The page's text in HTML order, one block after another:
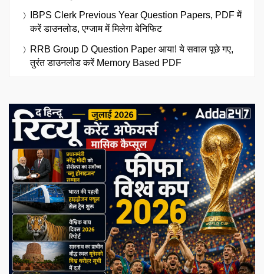
IBPS Clerk Previous Year Question Papers, PDF में
करें डाउनलोड, एग्जाम में मिलेगा बेनिफिट
RRB Group D Question Paper आया! ये सवाल पूछे गए,
तुरंत डाउनलोड करें Memory Based PDF